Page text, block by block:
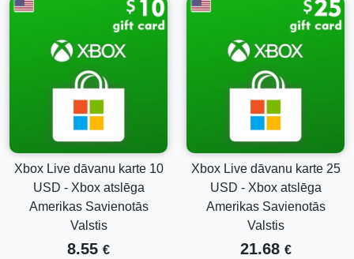
Kā aktivizēt Xbox Game Pass Core 3 mēnešu
Xbox Game Pass Core aktivizēšana ir ātra un vienkārša.
Izpildiet šos soļus, lai uzsāktu savu spēļu ceļojumu:
Nospiediet Xbox pogu uz sava kontroliera, lai atvērtu
ceļvedi.
Pārejiet uz "Sākums" cilni un izvēlieties "Veikals".
Veikalā, ritiniet uz leju un izvēlieties "Iegādāties".
Ievadiet 25 rakstzīmju kodu, ko saņēmāt ar pirkumu.
Izpildiet norādījumus, lai pabeigtu atpirkšanas procesu.
Izbaudiet piekļuvi savai Xbox Game Pass Core
abonementam!
Xbox Live dāvanu karte 10
USD - Xbox atslēga
Amerikas Savienotās
Valstis
8.55 €
Xbox Live dāvanu karte 25
USD - Xbox atslēga
Amerikas Savienotās
Valstis
21.68 €